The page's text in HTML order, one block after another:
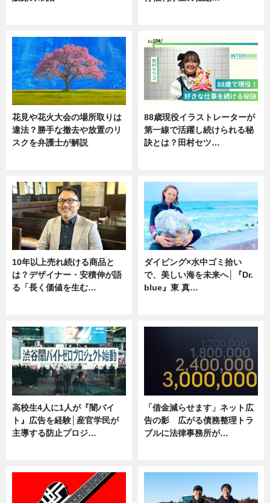
花見や花火大会の場所取りは
違法？勝手な撤去や放置のリ
スクを弁護士が解説
88歳現役イラストレーターが
第一線で活躍し続けられる秘
訣とは？田村セツ…
10年以上売れ続ける商品と
は？デザイナー・安積伸が語
る「長く価値を生む…
ダイビング×水中ゴミ拾い
で、美しい海を未来へ│『Dr.
blue』東 真…
高校生4人に1人が『闇バイ
ト』広告を経験│産官学民が
主導する防止プロジ…
「借金減らせます」ネット広
告の影 広がる債務整理トラ
ブルに法律事務所が…